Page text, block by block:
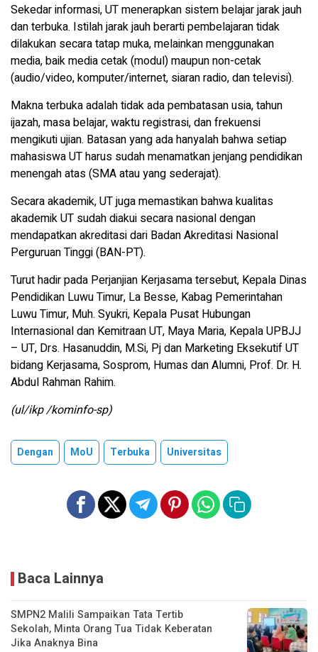
Sekedar informasi, UT menerapkan sistem belajar jarak jauh
dan terbuka. Istilah jarak jauh berarti pembelajaran tidak
dilakukan secara tatap muka, melainkan menggunakan
media, baik media cetak (modul) maupun non-cetak
(audio/video, komputer/internet, siaran radio, dan televisi).
Makna terbuka adalah tidak ada pembatasan usia, tahun
ijazah, masa belajar, waktu registrasi, dan frekuensi
mengikuti ujian. Batasan yang ada hanyalah bahwa setiap
mahasiswa UT harus sudah menamatkan jenjang pendidikan
menengah atas (SMA atau yang sederajat).
Secara akademik, UT juga memastikan bahwa kualitas
akademik UT sudah diakui secara nasional dengan
mendapatkan akreditasi dari Badan Akreditasi Nasional
Perguruan Tinggi (BAN-PT).
Turut hadir pada Perjanjian Kerjasama tersebut, Kepala Dinas
Pendidikan Luwu Timur, La Besse, Kabag Pemerintahan
Luwu Timur, Muh. Syukri, Kepala Pusat Hubungan
Internasional dan Kemitraan UT, Maya Maria, Kepala UPBJJ
– UT, Drs. Hasanuddin, M.Si, Pj dan Marketing Eksekutif UT
bidang Kerjasama, Sosprom, Humas dan Alumni, Prof. Dr. H.
Abdul Rahman Rahim.
(ul/ikp /kominfo-sp)
Dengan MoU Terbuka Universitas
Baca Lainnya
SMPN2 Malili Sampaikan Tata Tertib
Sekolah, Minta Orang Tua Tidak Keberatan
Jika Anaknya Bina